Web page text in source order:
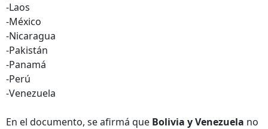
-Laos
-México
-Nicaragua
-Pakistán
-Panamá
-Perú
-Venezuela
En el documento, se afirmá que Bolivia y Venezuela no